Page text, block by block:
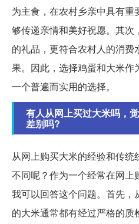
为主食，在农村乡亲中具有
够传递亲情和美好祝愿。其
的礼品，更符合农村人的消
果。因此，选择鸡蛋和大米作
一个普遍而实用的选择。
有人从网上买过大米吗，
差别吗?
从网上购买大米的经验和传
不同呢？作为一个经常在网上
我可以回答这个问题。首先
的大米通常都有经过严格的